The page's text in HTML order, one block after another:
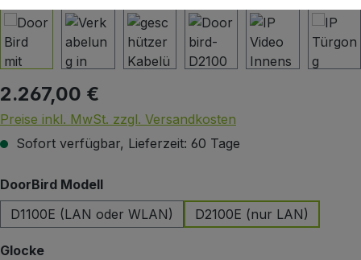
Regulärer Preis:
2.267,00 €
Preise inkl. MwSt. zzgl. Versandkosten
Sofort verfügbar, Lieferzeit: 60 Tage
DoorBird Modellauswählen
D1100E (LAN oder WLAN)
D2100E (nur LAN)
Glockeauswählen